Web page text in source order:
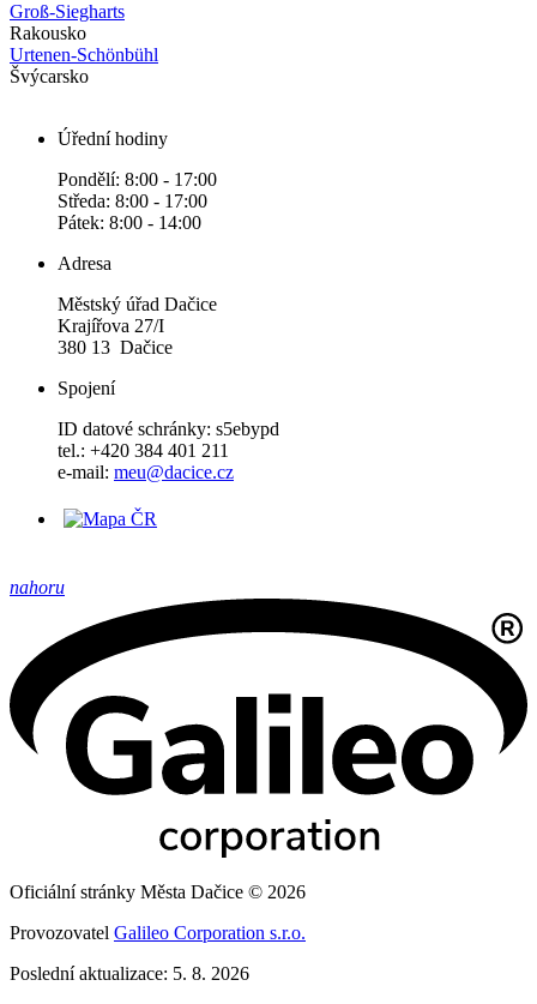
Groß-Siegharts
Rakousko
Urtenen-Schönbühl
Švýcarsko
Úřední hodiny
Pondělí: 8:00 - 17:00
Středa: 8:00 - 17:00
Pátek: 8:00 - 14:00
Adresa
Městský úřad Dačice
Krajířova 27/I
380 13 Dačice
Spojení
ID datové schránky: s5ebypd
tel.: +420 384 401 211
e-mail: meu@dacice.cz
nahoru
Oficiální stránky Města Dačice © 2026
Provozovatel Galileo Corporation s.r.o.
Poslední aktualizace: 5. 8. 2026